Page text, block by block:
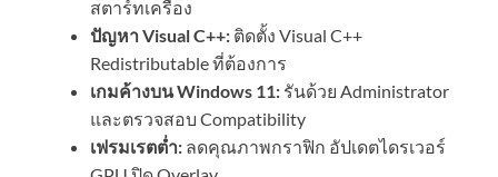
สตาร์ทเครื่อง
ปัญหา Visual C++: ติดตั้ง Visual C++
Redistributable ที่ต้องการ
เกมค้างบน Windows 11: รันด้วย Administrator
และตรวจสอบ Compatibility
เฟรมเรตต่ำ: ลดคุณภาพกราฟิก อัปเดตไดรเวอร์